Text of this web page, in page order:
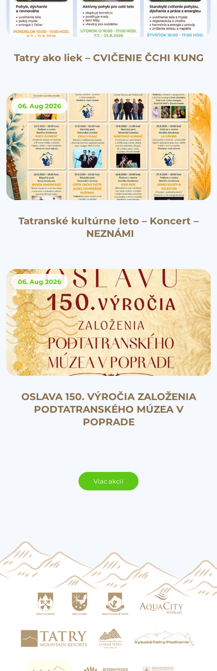
Tatry ako liek – CVIČENIE ČCHI KUNG
06. Aug 2026
Tatranské kultúrne leto – Koncert –
NEZNÁMI
06. Aug 2026
OSLAVA 150. VÝROČIA ZALOŽENIA
PODTATRANSKÉHO MÚZEA V
POPRADE
Viac akcií